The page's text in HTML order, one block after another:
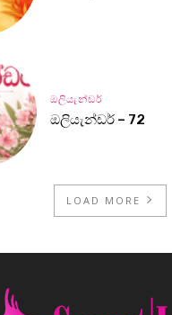
ඔලියැන්ඩර්
ඔලියැන්ඩර් – 72
LOAD MORE